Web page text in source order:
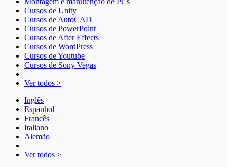
Cursos de Unity
Cursos de AutoCAD
Cursos de PowerPoint
Cursos de After Effects
Cursos de WordPress
Cursos de Youtube
Cursos de Sony Vegas
Ver todos >
Inglês
Espanhol
Francês
Italiano
Alemão
Ver todos >